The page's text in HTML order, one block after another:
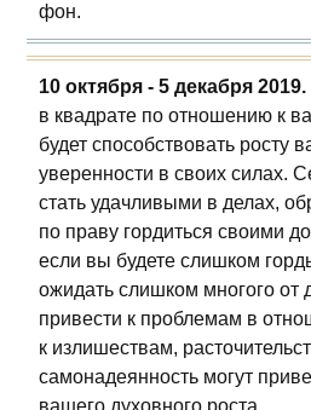
фон.
10 октября - 5 декабря 2019.
в квадрате по отношению к
будет способствовать росту
уверенности в своих силах.
стать удачливыми в делах,
по праву гордиться своими
если вы будете слишком
ожидать слишком многого от
привести к проблемам в
к излишествам,
самонадеянность могут
вашего духовного роста.